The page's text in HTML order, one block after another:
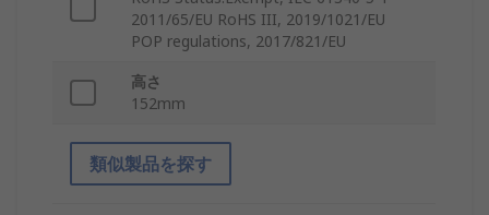
2011/65/EU RoHS III, 2019/1021/EU
POP regulations, 2017/821/EU
高さ
152mm
類似製品を探す